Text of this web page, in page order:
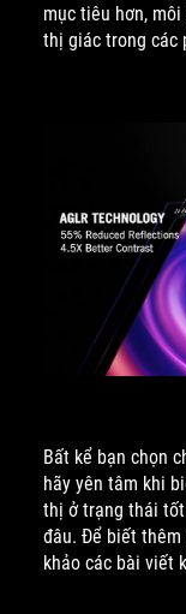
mục tiêu hơn,
thị giác trong các
Bất kể bạn chọn
hãy yên tâm khi
thị ở trạng thái
đâu. Để biết thêm
khảo các bài viết